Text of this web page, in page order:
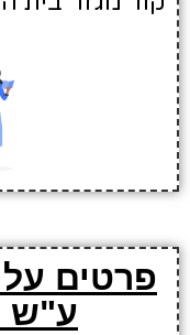
פרטים על
ע"ש